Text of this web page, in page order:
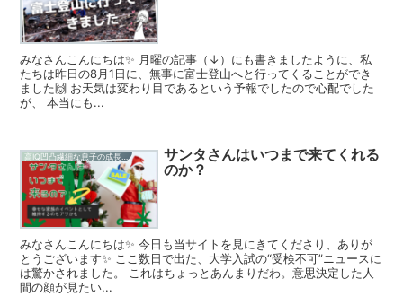
みなさんこんにちは✨ 月曜の記事（↓）にも書きましたように、私
たちは昨日の8月1日に、無事に富士登山へと行ってくることができ
ました🙌 お天気は変わり目であるという予報でしたので心配でした
が、 本当にも...
サンタさんはいつまで来てくれる
のか？
みなさんこんにちは✨ 今日も当サイトを見にきてくださり、ありが
とうございます✨ ここ数日で出た、大学入試の“受検不可”ニュースに
は驚かされました。 これはちょっとあんまりだわ。意思決定した人
間の顔が見たい...